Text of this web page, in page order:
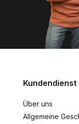
Kundendienst
Über uns
Allgemeine